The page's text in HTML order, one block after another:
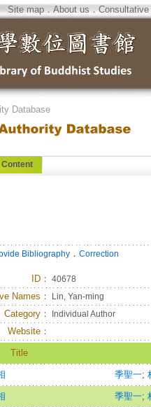
Site map．About us．
Database
Content
Bibliography． Correction
ID： 40678
Names： Lin, Yan-ming
Category： Individual Author
Website：
Title
季聖一;
季聖一;